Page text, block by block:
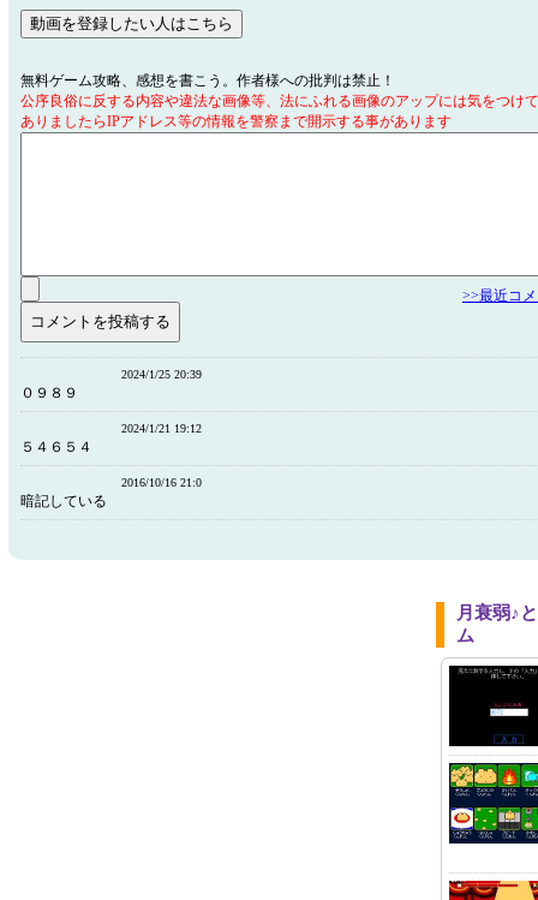
無料ゲーム攻略、感想を書こう。作者様への批判は禁止！
公序良俗に反する内容や違法な画像等、法にふれる画像のアップには気をつけ
ありましたらIPアドレス等の情報を警察まで開示する事があります
>>最近コ
2024/1/25 20:39
０９８９
2024/1/21 19:12
５４６５４
2016/10/16 21:0
暗記している
月衰弱♪
ム